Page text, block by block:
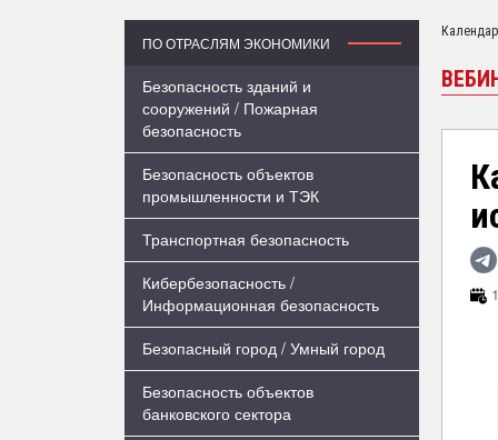
ПО ОТРАСЛЯМ ЭКОНОМИКИ
Безопасность зданий и
сооружений / Пожарная
безопасность
Безопасность объектов
промышленности и ТЭК
Транспортная безопасность
Кибербезопасность /
Информационная безопасность
Безопасный город / Умный город
Безопасность объектов
банковского сектора